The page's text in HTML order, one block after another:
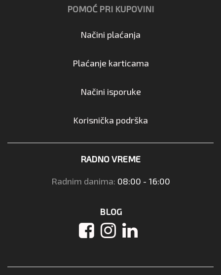
POMOĆ PRI KUPOVINI
Načini plaćanja
Plaćanje karticama
Načini isporuke
Korisnička podrška
RADNO VREME
Radnim danima: 08:00 - 16:00
BLOG